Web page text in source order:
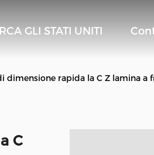
GLI STATI UNITI
dimensione rapida la C Z lamina
C